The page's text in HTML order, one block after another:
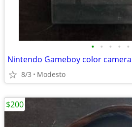
• • • • •
Nintendo Gameboy color camera
8/3 Modesto
$200